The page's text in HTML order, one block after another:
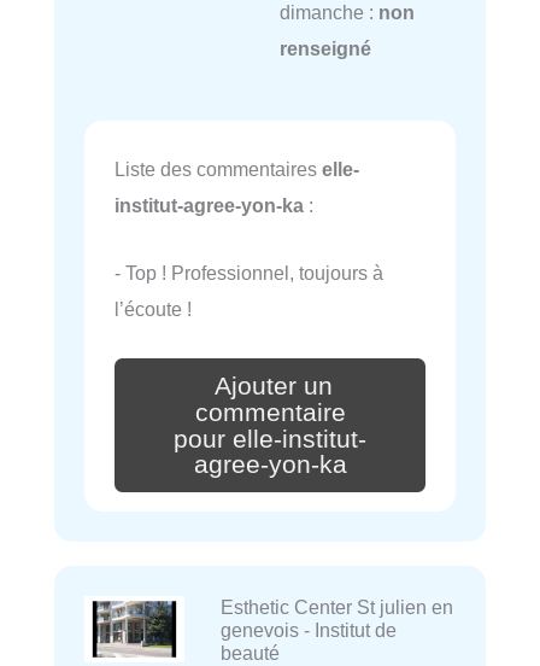
dimanche : non
renseigné
Liste des commentaires elle-
institut-agree-yon-ka :
- Top ! Professionnel, toujours à
l’écoute !
Ajouter un
commentaire
pour elle-institut-
agree-yon-ka
Esthetic Center St julien en
genevois - Institut de
beauté